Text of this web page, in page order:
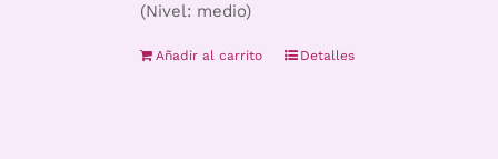
(Nivel: medio)
Añadir al carrito Detalles